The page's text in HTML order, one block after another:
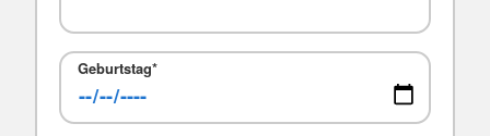
Geburtstag*